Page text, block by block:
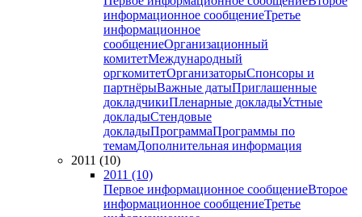
информационное сообщениеТретье
информационное
сообщениеОрганизационный
комитетМеждународный
оргкомитетОрганизаторыСпонсоры и
партнёрыВажные датыПриглашенные
докладчикиПленарные докладыУстные
докладыСтендовые
докладыПрограммаПрограммы по
темамДополнительная информация
2011 (10)
2011 (10)
Первое информационное сообщениеВторое
информационное сообщениеТретье